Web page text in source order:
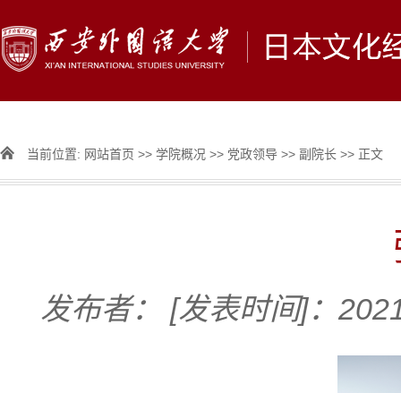
当前位置: 网站首页 >> 学院概况 >> 党政领导 >> 副院长 >> 正文
发布者： [发表时间]：